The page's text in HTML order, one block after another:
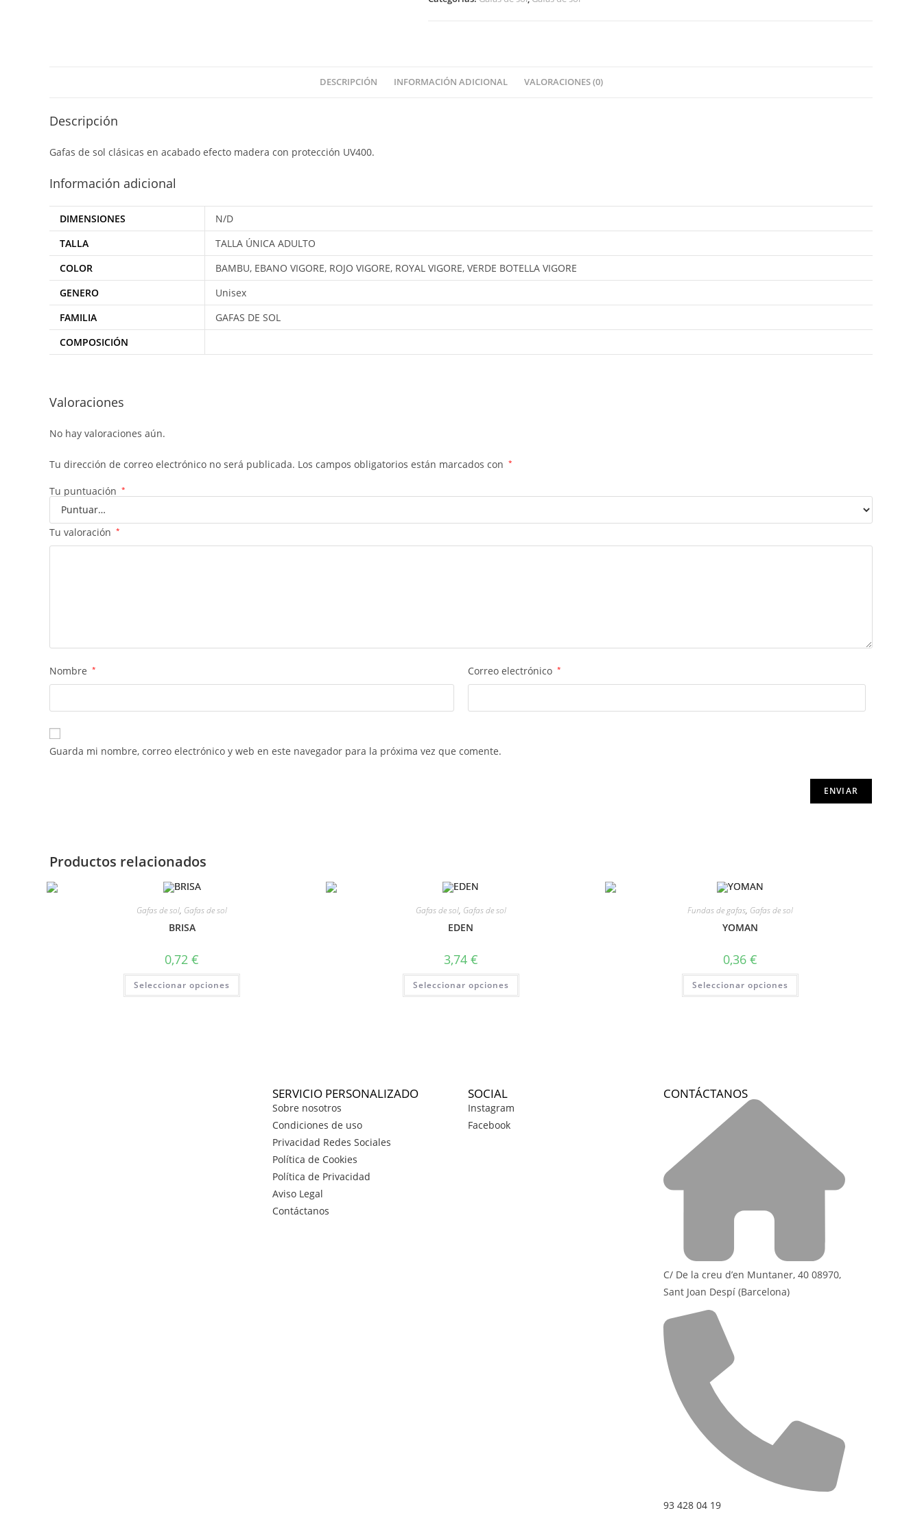
DESCRIPCIÓN INFORMACIÓN ADICIONAL VALORACIONES (0)
Descripción
Gafas de sol clásicas en acabado efecto madera con protección UV400.
Información adicional
DIMENSIONES
N/D
TALLA
TALLA ÚNICA ADULTO
COLOR
BAMBU, EBANO VIGORE, ROJO VIGORE, ROYAL VIGORE, VERDE BOTELLA VIGORE
GENERO
Unisex
FAMILIA
GAFAS DE SOL
COMPOSICIÓN
Valoraciones
No hay valoraciones aún.
Tu dirección de correo electrónico no será publicada. Los campos obligatorios están marcados con *
Tu puntuación *
Tu valoración *
Nombre * Correo electrónico *
Guarda mi nombre, correo electrónico y web en este navegador para la próxima vez que comente.
Productos relacionados
Gafas de sol, Gafas de sol
BRISA
0,72€
Seleccionar opciones
Gafas de sol, Gafas de sol
EDEN
3,74 €
Seleccionar opciones
Fundas de gafas, Gafas de sol
YOMAN
0,36 €
Seleccionar opciones
SERVICIO PERSONALIZADO
Sobre nosotros
Condiciones de uso
Privacidad Redes Sociales
Política de Cookies
Política de Privacidad
Aviso Legal
Contáctanos
SOCIAL
Instagram
Facebook
CONTÁCTANOS
C/ De la creu d’en Muntaner, 40 08970,
Sant Joan Despí (Barcelona)
93 428 04 19